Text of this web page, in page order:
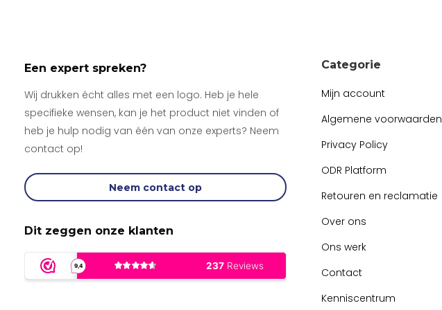
Een expert spreken?
Wij drukken écht alles met een logo. Heb je hele
specifieke wensen, kan je het product niet vinden of
heb je hulp nodig van één van onze experts? Neem
contact op!
Neem contact op
Dit zeggen onze klanten
Categorie
Mijn account
Algemene voorwaarden
Privacy Policy
ODR Platform
Retouren en reclamatie
Over ons
Ons werk
Contact
Kenniscentrum